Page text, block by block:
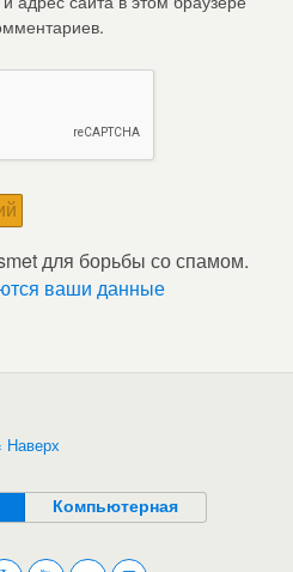
для борьбы со спамом.
ваши данные
Наверх
Компьютерная